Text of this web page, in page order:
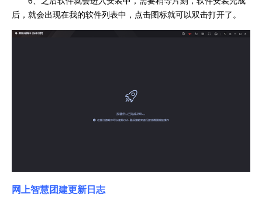
后，就会出现在我的软件列表中，点击图标就可以双击打开了。
网上智慧团建更新日志